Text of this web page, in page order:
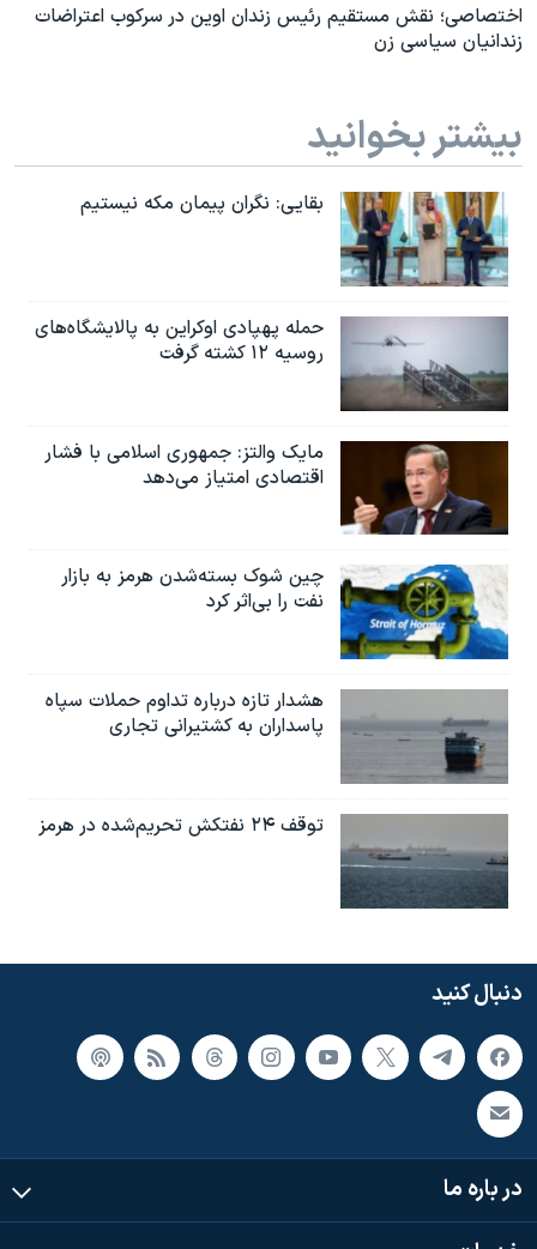
اختصاصی؛ نقش مستقیم رئیس زندان اوین در سرکوب اعتراضات
زندانیان سیاسی زن
بیشتر بخوانید
بقایی: نگران پیمان مکه نیستیم
حمله پهپادی اوکراین به پالایشگاه‌های
روسیه ۱۲ کشته گرفت
مایک والتز: جمهوری اسلامی با فشار
اقتصادی امتیاز می‌دهد
چین شوک بسته‌شدن هرمز به بازار
نفت را بی‌اثر کرد
هشدار تازه درباره تداوم حملات سپاه
پاسداران به کشتیرانی تجاری
توقف ۲۴ نفتکش تحریم‌شده در هرمز
دنبال کنید
در باره ما